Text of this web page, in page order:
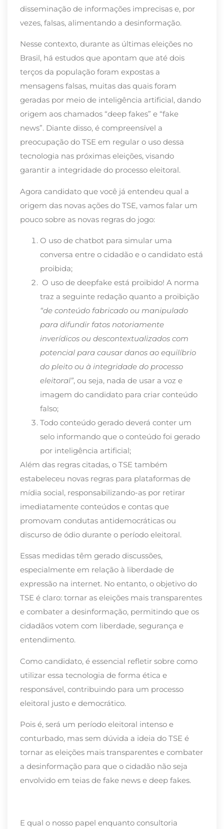
disseminação de informações imprecisas e, por
vezes, falsas, alimentando a desinformação.
Nesse contexto, durante as últimas eleições no
Brasil, há estudos que apontam que até dois
terços da população foram expostas a
mensagens falsas, muitas das quais foram
geradas por meio de inteligência artificial, dando
origem aos chamados “deep fakes” e “fake
news”. Diante disso, é compreensível a
preocupação do TSE em regular o uso dessa
tecnologia nas próximas eleições, visando
garantir a integridade do processo eleitoral.
Agora candidato que você já entendeu qual a
origem das novas ações do TSE, vamos falar um
pouco sobre as novas regras do jogo:
O uso de chatbot para simular uma
conversa entre o cidadão e o candidato está
proibida;
O uso de deepfake está proibido! A norma
traz a seguinte redação quanto a proibição
“de conteúdo fabricado ou manipulado
para difundir fatos notoriamente
inverídicos ou descontextualizados com
potencial para causar danos ao equilíbrio
do pleito ou à integridade do processo
eleitoral”, ou seja, nada de usar a voz e
imagem do candidato para criar conteúdo
falso;
Todo conteúdo gerado deverá conter um
selo informando que o conteúdo foi gerado
por inteligência artificial;
Além das regras citadas, o TSE também
estabeleceu novas regras para plataformas de
mídia social, responsabilizando-as por retirar
imediatamente conteúdos e contas que
promovam condutas antidemocráticas ou
discurso de ódio durante o período eleitoral.
Essas medidas têm gerado discussões,
especialmente em relação à liberdade de
expressão na internet. No entanto, o objetivo do
TSE é claro: tornar as eleições mais transparentes
e combater a desinformação, permitindo que os
cidadãos votem com liberdade, segurança e
entendimento.
Como candidato, é essencial refletir sobre como
utilizar essa tecnologia de forma ética e
responsável, contribuindo para um processo
eleitoral justo e democrático.
Pois é, será um período eleitoral intenso e
conturbado, mas sem dúvida a ideia do TSE é
tornar as eleições mais transparentes e combater
a desinformação para que o cidadão não seja
envolvido em teias de fake news e deep fakes.
E qual o nosso papel enquanto consultoria